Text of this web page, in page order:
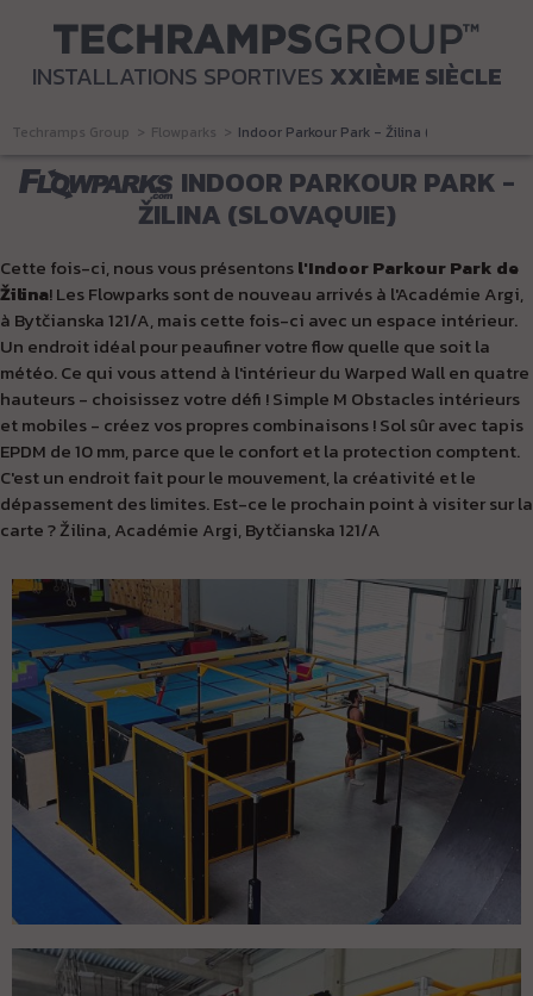
INSTALLATIONS SPORTIVES XXIÈME SIÈCLE
Techramps Group Flowparks Indoor Parkour Park - Žilina (Slovaquie)
INDOOR PARKOUR PARK -
ŽILINA (SLOVAQUIE)
Cette fois-ci, nous vous présentonsl'Indoor Parkour Park de
Žilina!Les Flowparkssont de nouveau arrivés à l'Académie Argi,
à Bytčianska 121/A, mais cette fois-ci avec un espace intérieur.
Un endroit idéal pour peaufiner votre flow quelle que soit la
météo. Ce qui vous attend à l'intérieur du Warped Wall en quatre
hauteurs - choisissez votre défi ! Simple M Obstacles intérieurs
et mobiles - créez vos propres combinaisons ! Sol sûr avec tapis
EPDM de 10 mm, parce que le confort et la protection comptent.
C'est un endroit fait pour le mouvement, la créativité et le
dépassement des limites. Est-ce le prochain point à visiter sur la
carte ? Žilina, Académie Argi, Bytčianska 121/A